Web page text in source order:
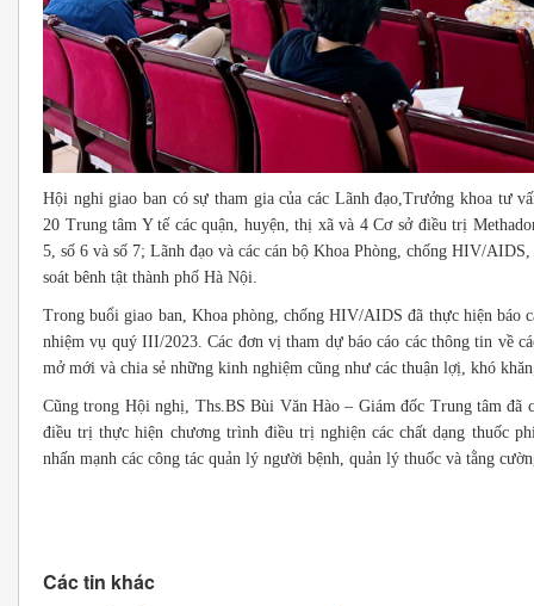
Hội nghi giao ban có sự tham gia của các Lãnh đạo,Trưởng khoa tư
20 Trung tâm Y tế các quận, huyện, thị xã và 4 Cơ sở điều trị
5, số 6 và số 7;Lãnh đạo và các cán bộ Khoa Phòng, chống HIV/
soát bênh tật thành phố Hà Nội.
Trong buổi giao ban, Khoa phòng, chống HIV/AIDS đã thực hiện báo
nhiệm vụ quý III/2023. Các đơn vị tham dự báo cáo các thông tin về
mở mới và chia sẻ những kinh nghiệm cũng như các thuận lợị, khó
Cũng trong Hội nghị, Ths.BS Bùi Văn Hào – Giám đốc Trung tâm đã
điều trị thực hiện chương trình điều trị nghiện các chất dạng thuốc
nhấn mạnh các công tác quản lý người bệnh, quản lý thuốc và tằng
Các tin khác